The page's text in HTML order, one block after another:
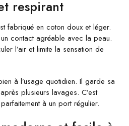
respirant
fabriqué en coton doux et léger.
contact agréable avec la peau.
l’air et limite la sensation de
à l’usage quotidien. Il garde sa
plusieurs lavages. C’est
à un port régulier.